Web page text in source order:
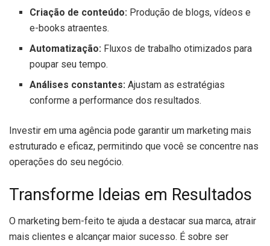
Criação de conteúdo: Produção de blogs, vídeos e
e-books atraentes.
Automatização: Fluxos de trabalho otimizados para
poupar seu tempo.
Análises constantes: Ajustam as estratégias
conforme a performance dos resultados.
Investir em uma agência pode garantir um marketing mais
estruturado e eficaz, permitindo que você se concentre nas
operações do seu negócio.
Transforme Ideias em Resultados
O marketing bem-feito te ajuda a destacar sua marca, atrair
mais clientes e alcançar maior sucesso. É sobre ser